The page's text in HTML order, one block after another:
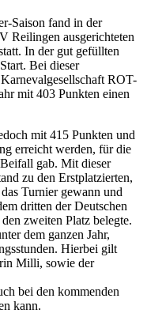
Saison fand in der
Reilingen ausgerichteten
In der gut gefüllten
Bei dieser
ROT-
mit 403 Punkten einen
mit 415 Punkten und
erreicht werden, für die
gab. Mit dieser
zu den Erstplatzierten,
Turnier gewann und
dritten der Deutschen
zweiten Platz belegte.
dem ganzen Jahr,
Hierbei gilt
Milli, sowie der
bei den kommenden
kann.